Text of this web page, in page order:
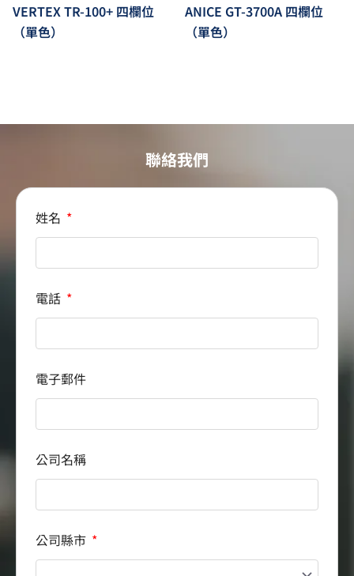
VERTEX TR-100+ 四欄位
（單色）
ANICE GT-3700A 四欄位
（單色）
聯絡我們
姓名
電話
電子郵件
公司名稱
公司縣市